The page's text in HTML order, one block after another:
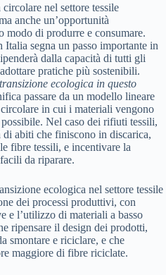
nel settore tessile
anche un’opportunità
modo di produrre e consumare.
segna un passo importante in
dalla capacità di tutti gli
pratiche più sostenibili.
ecologica in questo
passare da un modello lineare
in cui i materiali vengono
Nel caso dei rifiuti tessili,
abiti che finiscono in discarica,
fibre tessili, e incentivare la
da riparare.
ecologica nel settore tessile
dei processi produttivi, con
e l’utilizzo di materiali a basso
ripensare il design dei prodotti,
smontare e riciclare, e che
maggiore di fibre riciclate.